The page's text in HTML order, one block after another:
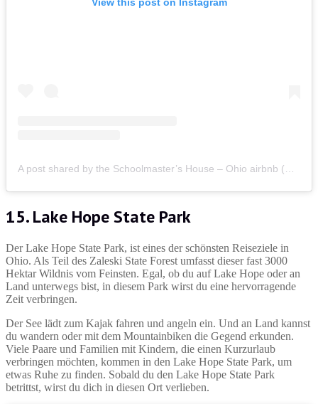
15. Lake Hope State Park
Der Lake Hope State Park, ist eines der schönsten Reiseziele in
Ohio. Als Teil des Zaleski State Forest umfasst dieser fast 3000
Hektar Wildnis vom Feinsten. Egal, ob du auf Lake Hope oder an
Land unterwegs bist, in diesem Park wirst du eine hervorragende
Zeit verbringen.
Der See lädt zum Kajak fahren und angeln ein. Und an Land kannst
du wandern oder mit dem Mountainbiken die Gegend erkunden.
Viele Paare und Familien mit Kindern, die einen Kurzurlaub
verbringen möchten, kommen in den Lake Hope State Park, um
etwas Ruhe zu finden. Sobald du den Lake Hope State Park
betrittst, wirst du dich in diesen Ort verlieben.